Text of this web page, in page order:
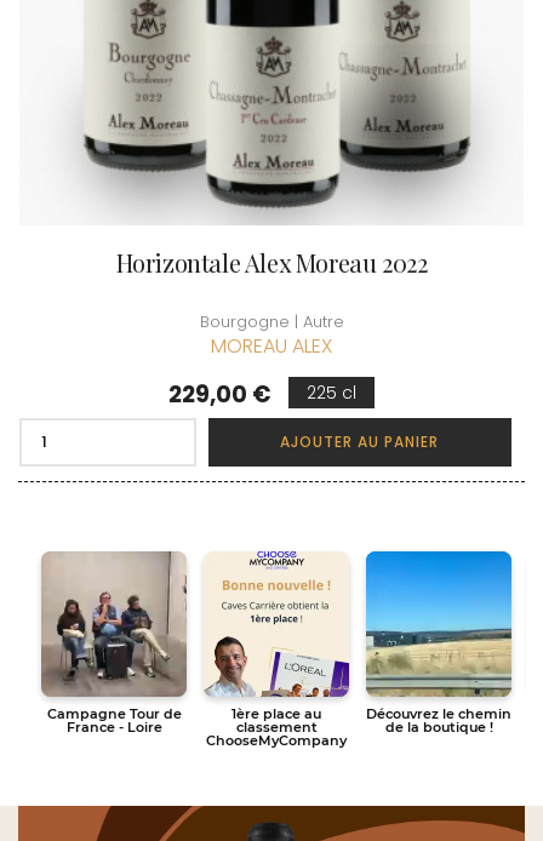
Horizontale Alex Moreau 2022
Bourgogne | Autre
MOREAU ALEX
Prix
229,00 € 225 cl
AJOUTER AU PANIER